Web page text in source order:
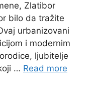
Zlatibor
bilo da tražite
urbanizovani
i modernim
ljubitelje
… Read more